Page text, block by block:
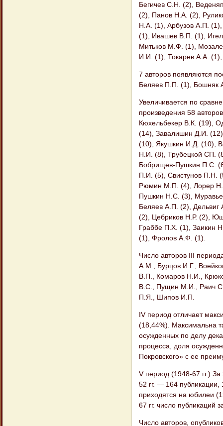
Бегичев С.Н. (2),
(2), Панов Н.А. (2),
Н.А. (1), Арбузов А.П.
(1), Ивашев В.П. (1),
Митьков М.Ф. (1),
И.И. (1), Токарев А.А.
7 авторов появляются
Беляев П.П. (1), Бошняк
Увеличивается по
произведения 58
Кюхельбекер В.К. (19),
(14), Завалишин Д.И.
(10), Якушкин И.Д. (10),
Н.И. (8), Трубецкой СП.
Бобрищев-Пушкин П.С.
П.И. (5), Свистунов П.Н.
Рюмин М.П. (4), Лорер
Пушкин Н.С. (3),
Беляев А.П. (2), Дельвиг
(2), Цебриков Н.Р. (2),
Граббе П.Х. (1), Заикин
(1), Фролов А.Ф. (1).
Число авторов III
A.M., Бурцов И.Г.,
В.П., Комаров Н.И.,
B.C., Пущин М.И., Раич
П.Я., Шипов И.П.
IV период отличает
(18,44%). Максимальна
осужденных по делу
процесса, доля
Покровского» с ее
V период (1948-67 гг.)
52 гг. — 164
приходятся на юбилеи
67 гг. число публикаций
Число авторов,